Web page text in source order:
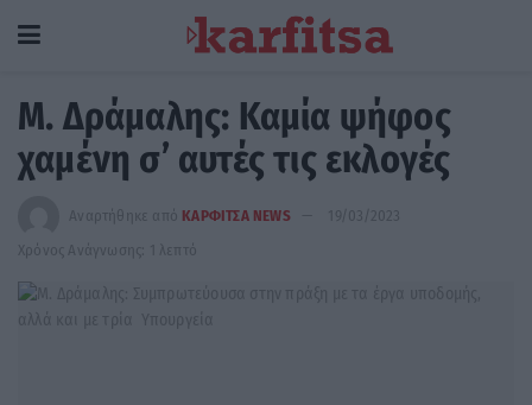
Μ. Δράμαλης: Καμία ψήφος
χαμένη σ’ αυτές τις εκλογές
Αναρτήθηκε από ΚΑΡΦΙΤΣΑ NEWS
19/03/2023
Χρόνος Ανάγνωσης: 1 λεπτό